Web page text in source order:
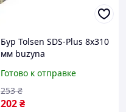
Бур Tolsen SDS-Plus 8х310
мм buzyna
Готово к отправке
202₴
253 ₴